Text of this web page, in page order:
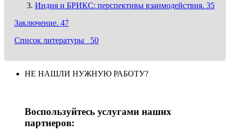
Индия и БРИКС: перспективы взаимодействия. 35
Заключение. 47
Список литературы 50
НЕ НАШЛИ НУЖНУЮ РАБОТУ?
Воспользуйтесь услугами наших
партнеров: